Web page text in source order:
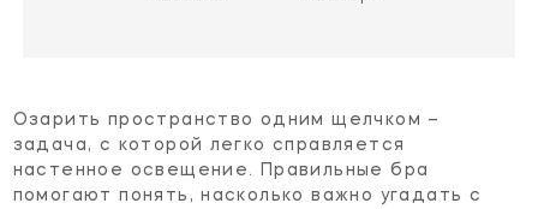
Озарить пространство одним щелчком –
задача, с которой легко справляется
настенное освещение. Правильные бра
помогают понять, насколько важно угадать с